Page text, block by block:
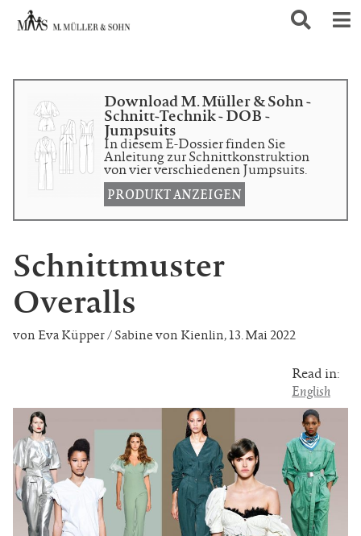
Download M. Müller & Sohn -
Schnitt-Technik - DOB -
Jumpsuits
In diesem E-Dossier finden Sie
Anleitung zur Schnittkonstruktion
von vier verschiedenen Jumpsuits.
PRODUKT ANZEIGEN
Schnittmuster
Overalls
von Eva Küpper / Sabine von Kienlin,13. Mai 2022
Read in:
English